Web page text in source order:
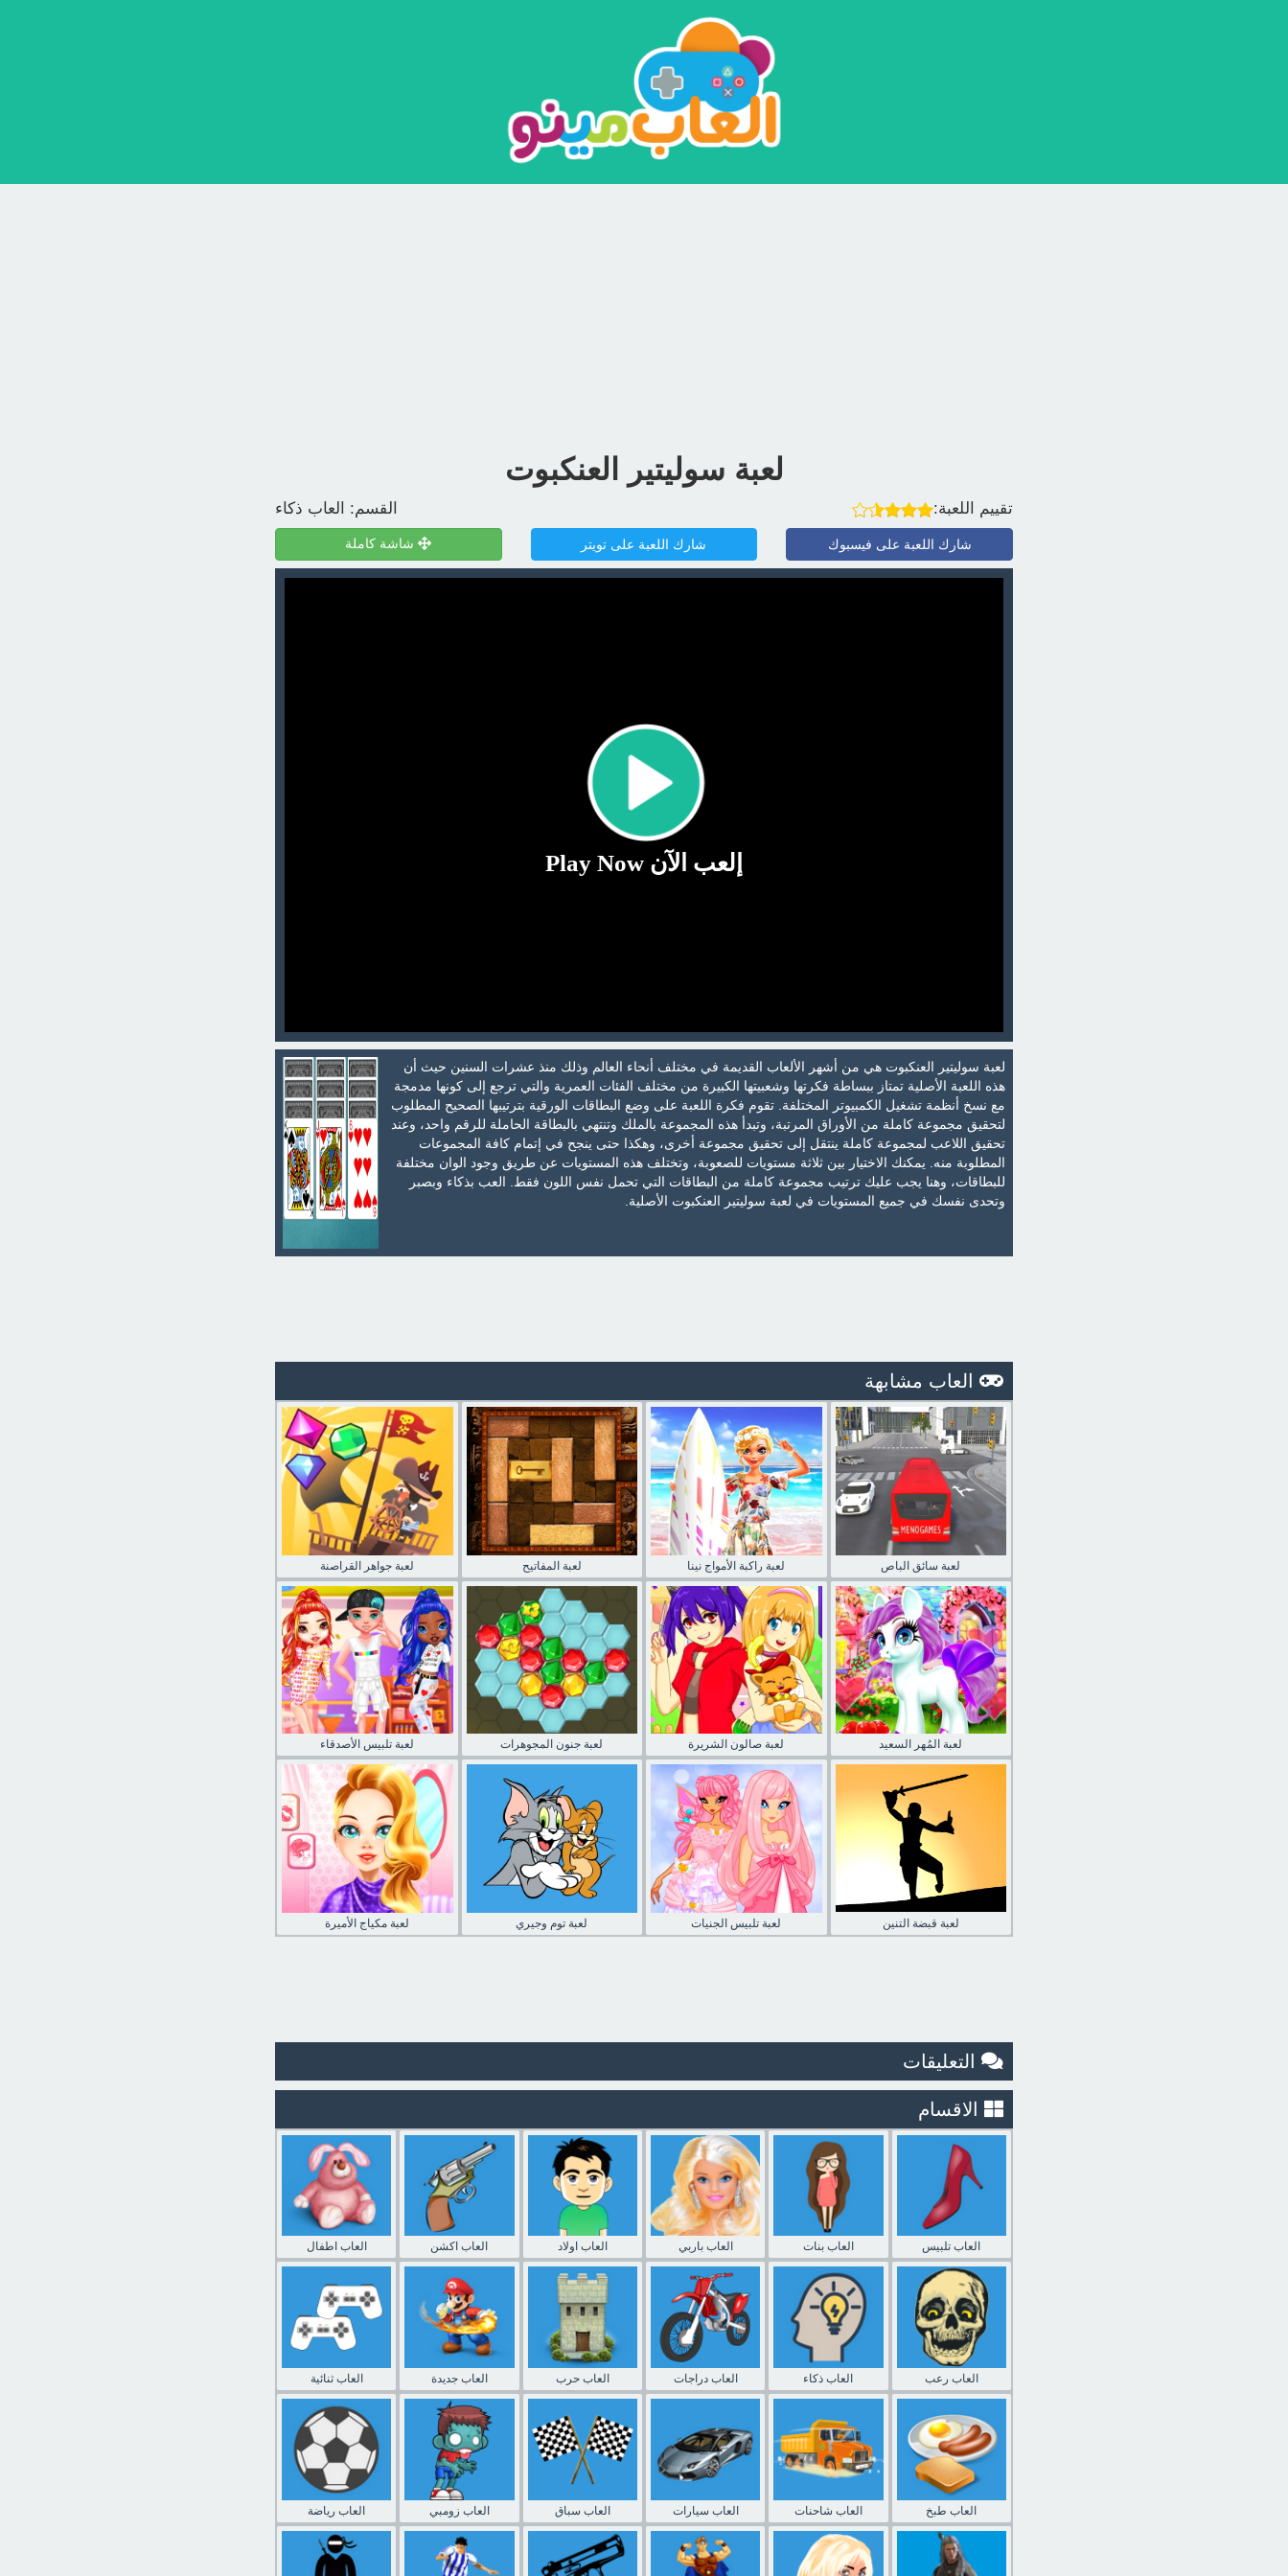
لعبة سوليتير العنكبوت
القسم: العاب ذكاء تقييم اللعبة:
شاشة كاملة شارك اللعبة على تويتر شارك اللعبة على فيسبوك
إلعب الآن Play Now
لعبة سوليتير العنكبوت هي من أشهر الألعاب القديمة في مختلف أنحاء العالم وذلك منذ عشرات السنين حيث أن
هذه اللعبة الأصلية تمتاز ببساطة فكرتها وشعبيتها الكبيرة من مختلف الفئات العمرية والتي ترجع إلى كونها مدمجة
مع نسخ أنظمة تشغيل الكمبيوتر المختلفة. تقوم فكرة اللعبة على وضع البطاقات الورقية بترتيبها الصحيح المطلوب
لتحقيق مجموعة كاملة من الأوراق المرتبة، وتبدأ هذه المجموعة بالملك وتنتهي بالبطاقة الحاملة للرقم واحد، وعند
تحقيق اللاعب لمجموعة كاملة ينتقل إلى تحقيق مجموعة أخرى، وهكذا حتى ينجح في إتمام كافة المجموعات
المطلوبة منه. يمكنك الاختيار بين ثلاثة مستويات للصعوبة، وتختلف هذه المستويات عن طريق وجود الوان مختلفة
للبطاقات، وهنا يجب عليك ترتيب مجموعة كاملة من البطاقات التي تحمل نفس اللون فقط. العب بذكاء وبصبر
وتحدى نفسك في جميع المستويات في لعبة سوليتير العنكبوت الأصلية.
العاب مشابهة
لعبة جواهر القراصنة لعبة المفاتيح لعبة راكبة الأمواج نينا لعبة سائق الباص
لعبة تلبيس الأصدقاء لعبة جنون المجوهرات لعبة صالون الشريرة لعبة المُهر السعيد
لعبة مكياج الأميرة لعبة توم وجيري لعبة تلبيس الجنيات لعبة قبضة التنين
التعليقات
الاقسام
العاب اطفال العاب اكشن العاب اولاد العاب باربي العاب بنات العاب تلبيس
العاب ثنائية العاب جديدة العاب حرب العاب دراجات العاب ذكاء العاب رعب
العاب رياضة العاب زومبي العاب سباق العاب سيارات العاب شاحنات العاب طبخ